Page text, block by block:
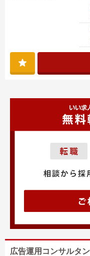
広告運用コンサルタ